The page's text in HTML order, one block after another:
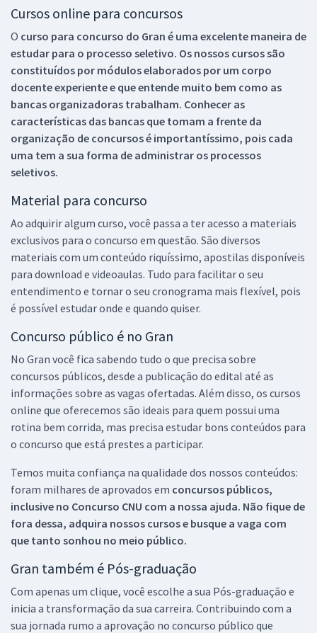
Cursos online para concursos
O curso para concurso do Gran é uma excelente maneira de
estudar para o processo seletivo. Os nossos cursos são
constituídos por módulos elaborados por um corpo
docente experiente e que entende muito bem como as
bancas organizadoras trabalham. Conhecer as
características das bancas que tomam a frente da
organização de concursos é importantíssimo, pois cada
uma tem a sua forma de administrar os processos
seletivos.
Material para concurso
Ao adquirir algum curso, você passa a ter acesso a materiais
exclusivos para o concurso em questão. São diversos
materiais com um conteúdo riquíssimo, apostilas disponíveis
para download e videoaulas. Tudo para facilitar o seu
entendimento e tornar o seu cronograma mais flexível, pois
é possível estudar onde e quando quiser.
Concurso público é no Gran
No Gran você fica sabendo tudo o que precisa sobre
concursos públicos, desde a publicação do edital até as
informações sobre as vagas ofertadas. Além disso, os cursos
online que oferecemos são ideais para quem possui uma
rotina bem corrida, mas precisa estudar bons conteúdos para
o concurso que está prestes a participar.
Temos muita confiança na qualidade dos nossos conteúdos:
foram milhares de aprovados em concursos públicos,
inclusive no Concurso CNU com a nossa ajuda. Não fique de
fora dessa, adquira nossos cursos e busque a vaga com
que tanto sonhou no meio público.
Gran também é Pós-graduação
Com apenas um clique, você escolhe a sua Pós-graduação e
inicia a transformação da sua carreira. Contribuindo com a
sua jornada rumo a aprovação no concurso público que